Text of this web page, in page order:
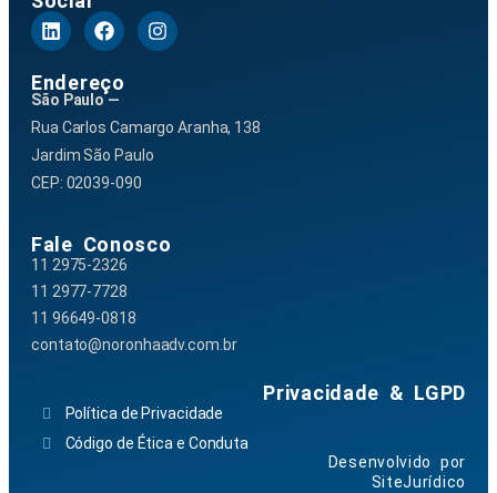
Endereço
São Paulo —
Rua Carlos Camargo Aranha, 138
Jardim São Paulo
CEP: 02039-090
Fale Conosco
11 2975-2326
11 2977-7728
11 96649-0818
contato@noronhaadv.com.br
Privacidade & LGPD
Política de Privacidade
Código de Ética e Conduta
Desenvolvido por
SiteJurídico